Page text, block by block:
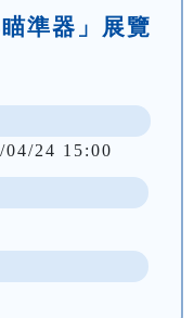
準器」展覽
24 15:00